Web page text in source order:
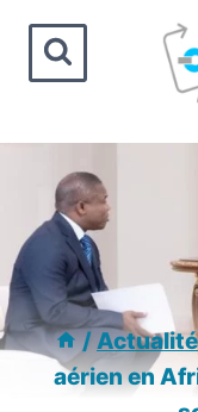
contenu
/Actualité
aérien en